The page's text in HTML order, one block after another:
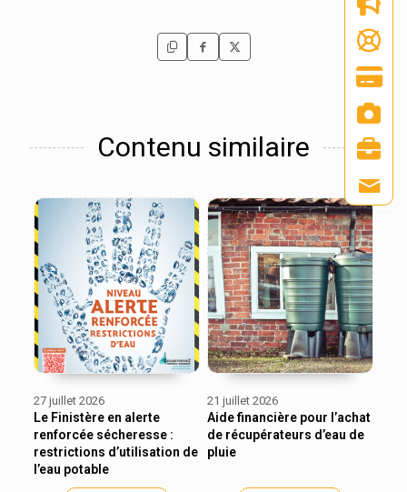
Contenu similaire
27 juillet 2026
Le Finistère en alerte
renforcée sécheresse :
restrictions d’utilisation de
l’eau potable
21 juillet 2026
Aide financière pour l’achat
de récupérateurs d’eau de
pluie